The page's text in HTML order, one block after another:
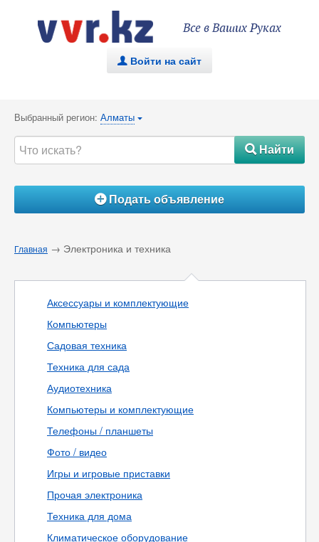
Все в Ваших Руках
. Войти на сайт
Выбранный регион: Алматы {
#Найти
ÁПодать объявление
Главная → Электроника и техника
Аксессуары и комплектующие
Компьютеры
Садовая техника
Техника для сада
Аудиотехника
Компьютеры и комплектующие
Телефоны / планшеты
Фото / видео
Игры и игровые приставки
Прочая электроника
Техника для дома
Климатическое оборудование